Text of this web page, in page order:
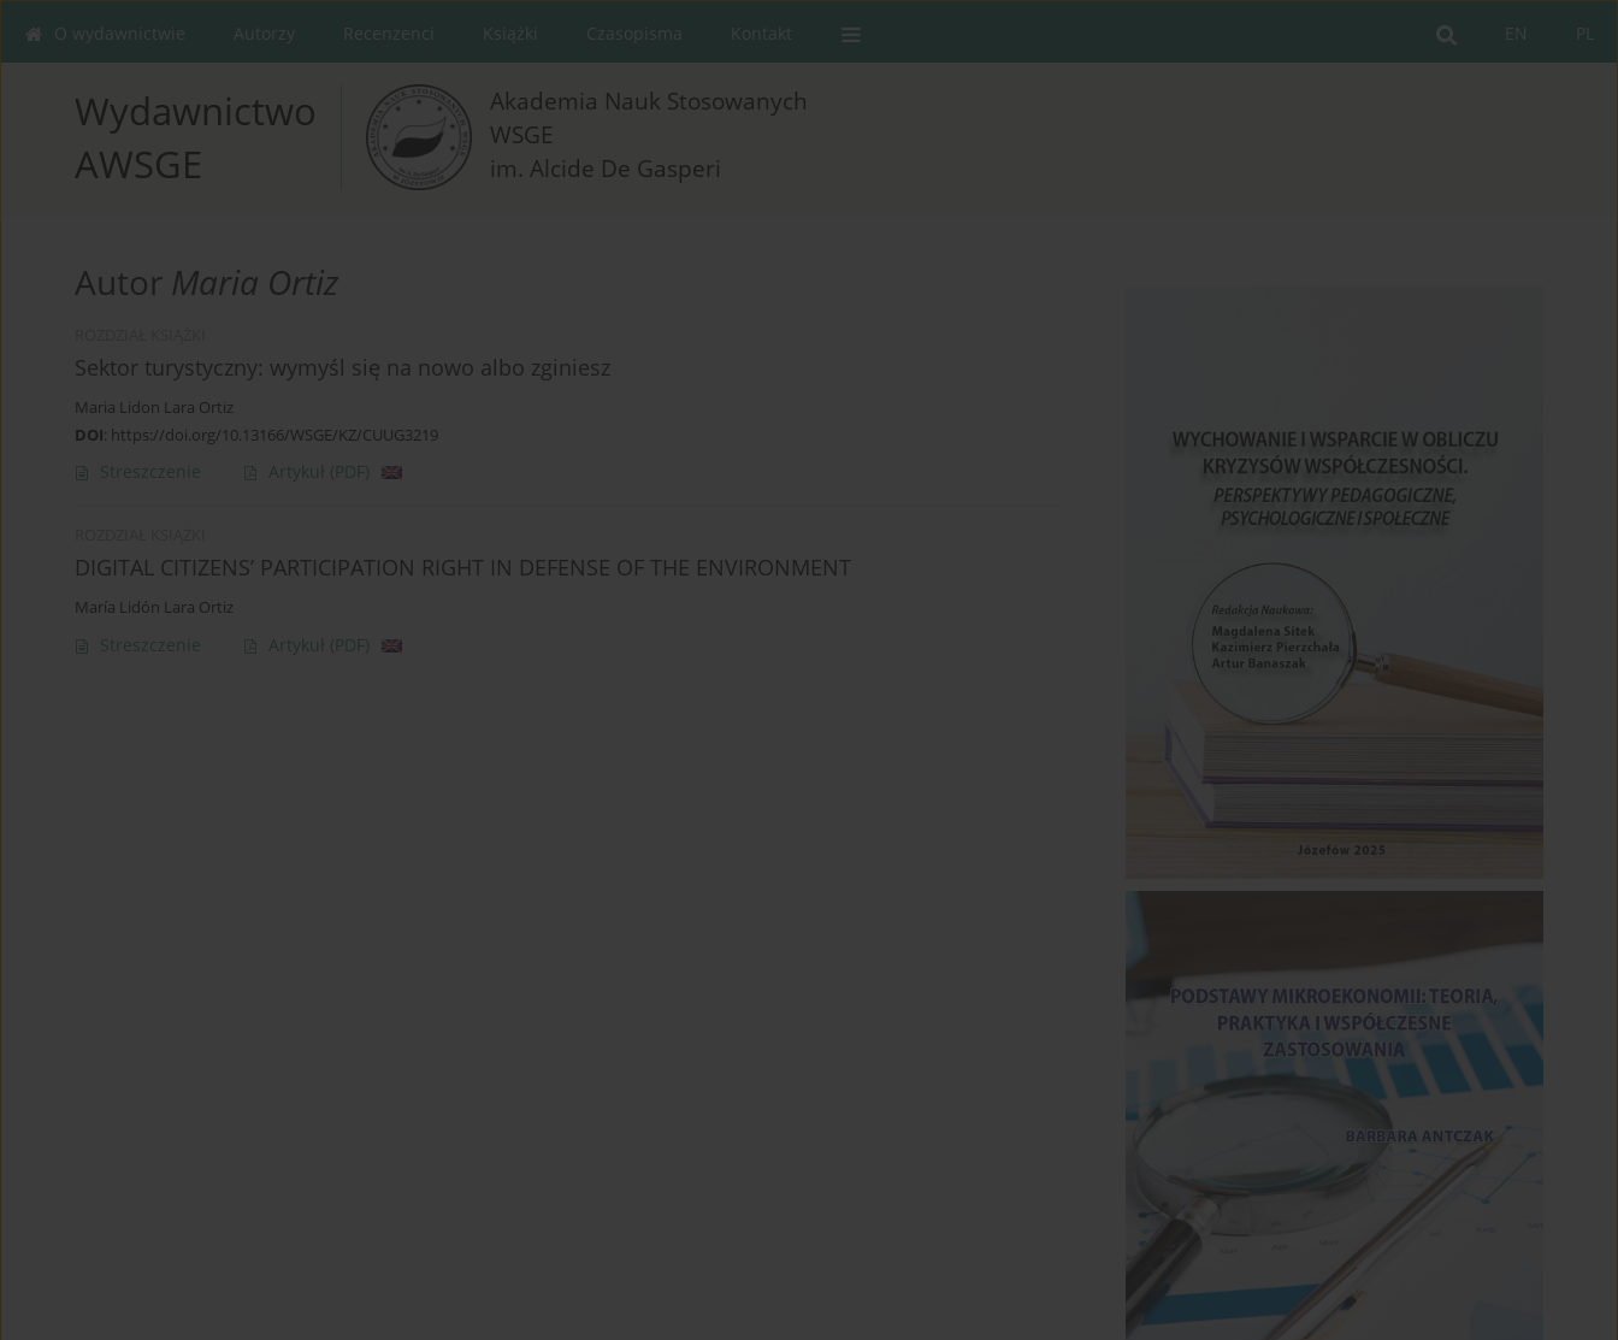
PL
EN
O wydawnictwie Autorzy Recenzenci Książki Czasopisma Kontakt
Wydawnictwo
AWSGE
Akademia Nauk Stosowanych
WSGE
im. Alcide De Gasperi
Autor Maria Ortiz
Sektor turystyczny: wymyśl się na nowo albo zginiesz
Maria Lidon Lara Ortiz
DOI: https://doi.org/10.13166/WSGE/KZ/CUUG3219
Streszczenie Artykuł (PDF)
DIGITAL CITIZENS’ PARTICIPATION RIGHT IN DEFENSE OF THE ENVIRONMENT
María Lidón Lara Ortiz
Streszczenie Artykuł (PDF)